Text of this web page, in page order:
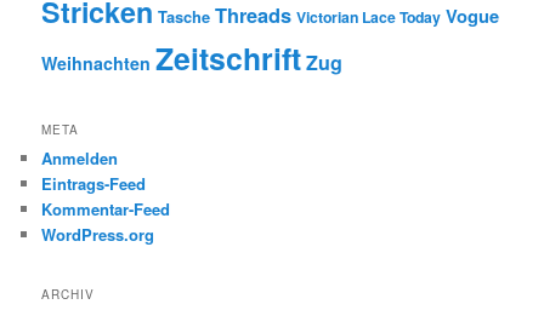
Stricken Tasche Threads Victorian Lace Today Vogue
Weihnachten ZeitschriftZug
META
Anmelden
Eintrags-Feed
Kommentar-Feed
WordPress.org
ARCHIV